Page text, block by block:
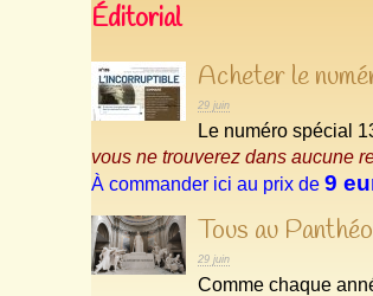
Éditorial
Acheter le
29 juin
Le numéro spécial
vous ne trouverez dans aucune
À commander ici au prix de9
Tous au
29 juin
Comme chaque